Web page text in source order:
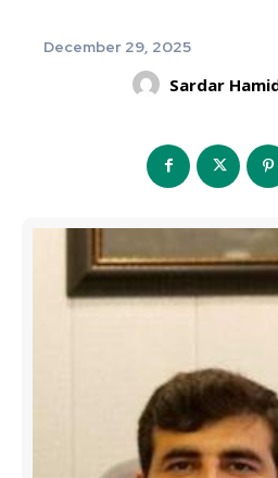
December 29, 2025
Sardar